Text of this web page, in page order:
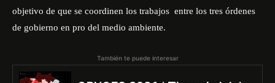
objetivo de que se coordinen los trabajos entre los tres órdenes
de gobierno en pro del medio ambiente.
También te puede interesar